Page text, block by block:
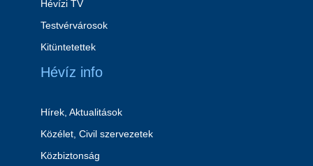
Hévízi TV
Testvérvárosok
Kitüntetettek
Hévíz info
Hírek, Aktualitások
Közélet, Civil szervezetek
Közbiztonság